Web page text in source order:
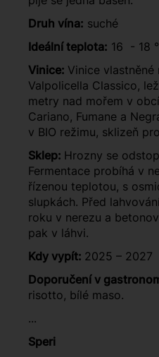
Druh vína: suché
Ideální teplota: 16 - 18
Vinice: Vinice
Valpolicella Classico,
metry nad mořem v
Cariano, Fumane a
v BIO režimu, sklizeň
Sklep: Hrozny se
Fermentace probíhá v
řízenou teplotou, s
slupkách. Před
roku v nerezu a
pak v láhvi.
Kdy vypít: 2025 – 2027
Doporučení v
risotto, bílé maso.
...
Speri